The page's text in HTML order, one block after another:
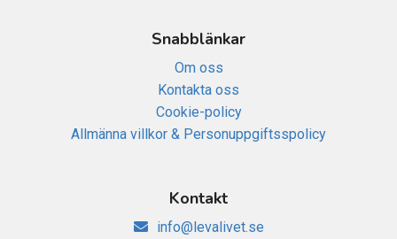
Snabblänkar
Om oss
Kontakta oss
Cookie-policy
Allmänna villkor & Personuppgiftsspolicy
Kontakt
info@levalivet.se